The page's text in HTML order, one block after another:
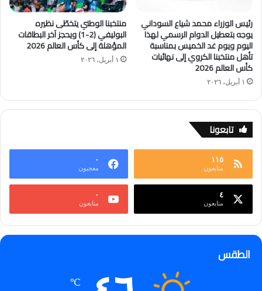
رئيس الوزراء محمد شياع السوداني
يوجه بتعطيل الدوام الرسمي لهذا
اليوم ويوم غد الخميس بمناسبة
تأهل منتخبنا الكروي إلى نهائيات
كأس العالم 2026
١ أبريل، ٢٠٢٦
منتخبنا الوطني يتخطّى نظيره
البوليفي (2-1) ويحجز آخر البطاقات
المؤهلة إلى كأس العالم 2026
١ أبريل، ٢٠٢٦
تابعونا
١١٥
متابعون
٠
معجبون
٤
متابعون
٠
متابعون
الطقس
℃